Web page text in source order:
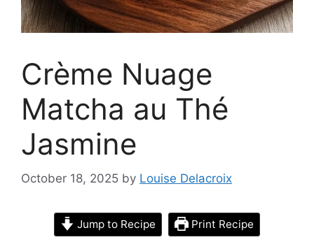
Crème Nuage
Matcha au Thé
Jasmine
October 18, 2025 by Louise Delacroix
Jump to Recipe Print Recipe